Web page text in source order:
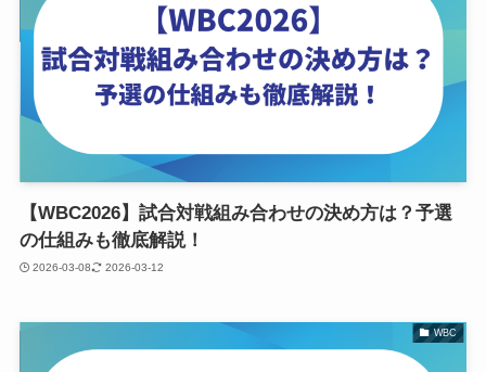
【WBC2026】試合対戦組み合わせの決め方は？予選
の仕組みも徹底解説！
2026-03-08 2026-03-12
WBC